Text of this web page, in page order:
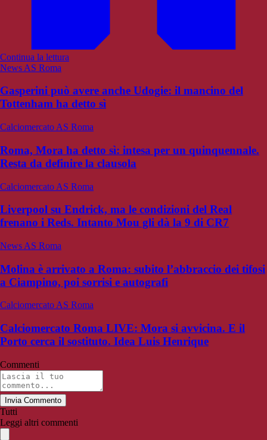
Continua la lettura
News AS Roma
Gasperini può avere anche Udogie: il mancino del
Tottenham ha detto sì
Calciomercato AS Roma
Roma, Mora ha detto sì: intesa per un quinquennale.
Resta da definire la clausola
Calciomercato AS Roma
Liverpool su Endrick, ma le condizioni del Real
frenano i Reds. Intanto Mou gli dà la 9 di CR7
News AS Roma
Molina è arrivato a Roma: subito l’abbraccio dei tifosi
a Ciampino, poi sorrisi e autografi
Calciomercato AS Roma
Calciomercato Roma LIVE: Mora si avvicina. E il
Porto cerca il sostituto. Idea Luis Henrique
Commenti
Invia Commento
Tutti
Leggi altri commenti